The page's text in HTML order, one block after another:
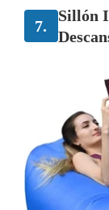
7.
Sillón